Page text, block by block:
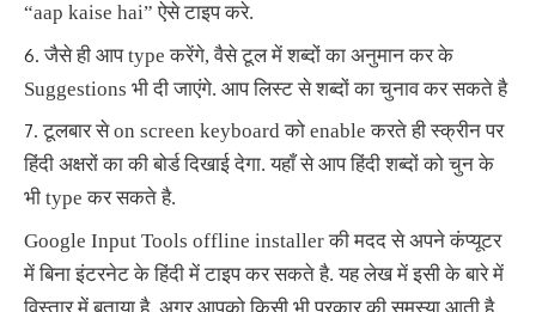
“aap kaise hai” ऐसे टाइप करे.
जैसे ही आप type करेंगे, वैसे टूल में शब्दों का अनुमान कर के
Suggestions भी दी जाएंगे. आप लिस्ट से शब्दों का चुनाव कर सकते है
टूलबार से on screen keyboard को enable करते ही स्क्रीन पर
हिंदी अक्षरों का की बोर्ड दिखाई देगा. यहाँ से आप हिंदी शब्दों को चुन के
भी type कर सकते है.
Google Input Tools offline installer की मदद से अपने कंप्यूटर
में बिना इंटरनेट के हिंदी में टाइप कर सकते है. यह लेख में इसी के बारे में
विस्तार में बताया है. अगर आपको किसी भी प्रकार की समस्या आती है